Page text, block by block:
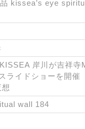
kissea’s eye
岸川が吉祥寺
ライドショーを開
wall 184